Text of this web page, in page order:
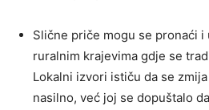
Slične priče mogu se pronaći i
ruralnim krajevima gdje se
Lokalni izvori ističu da se
nasilno, već joj se dopuštalo